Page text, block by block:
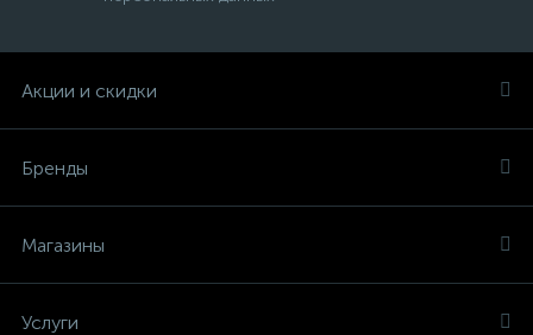
Акции и скидки
Бренды
Магазины
Услуги